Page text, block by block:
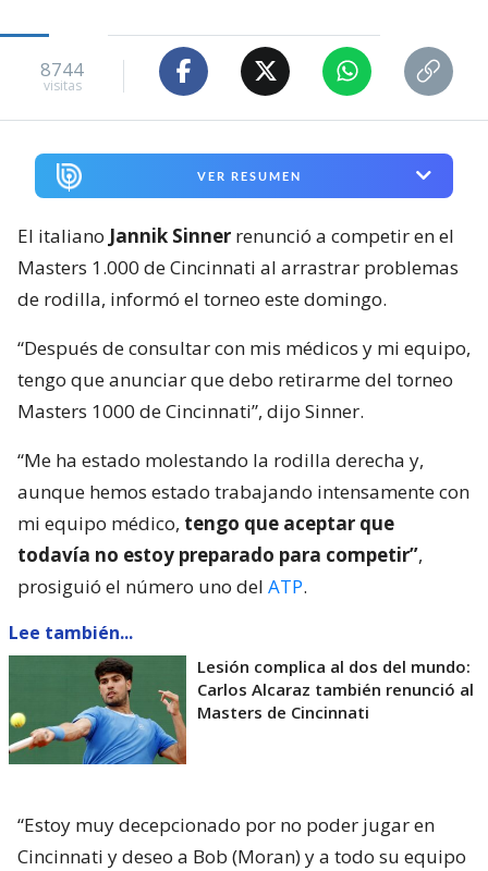
8744
visitas
VER RESUMEN
El italiano Jannik Sinner renunció a competir en el
Masters 1.000 de Cincinnati al arrastrar problemas
de rodilla, informó el torneo este domingo.
“Después de consultar con mis médicos y mi equipo,
tengo que anunciar que debo retirarme del torneo
Masters 1000 de Cincinnati”, dijo Sinner.
“Me ha estado molestando la rodilla derecha y,
aunque hemos estado trabajando intensamente con
mi equipo médico, tengo que aceptar que
todavía no estoy preparado para competir”,
prosiguió el número uno del ATP.
Lee también...
Lesión complica al dos del mundo:
Carlos Alcaraz también renunció al
Masters de Cincinnati
“Estoy muy decepcionado por no poder jugar en
Cincinnati y deseo a Bob (Moran) y a todo su equipo